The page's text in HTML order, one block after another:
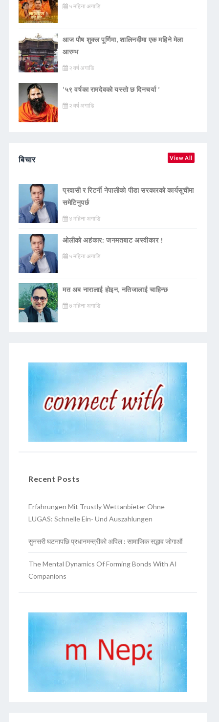
५ महिना अगाडि
आज पौष शुक्ल पूर्णिमा, शालिनदीमा एक महिने मेला
आरम्भ
२ वर्ष अगाडि
‘५९ वर्षका रामदेवकाे यस्ताे छ दिनचर्या ’
२ वर्ष अगाडि
बिचार View All
प्रवासी र रिटर्नी नेपालीको पीडा सरकारको कार्यसूचीमा
समेटिनुपर्छ
४ महिना अगाडि
ओलीको अहंकार: जनमतबाट अस्वीकार !
५ महिना अगाडि
मत अब नारालाई होइन, नतिजालाई चाहिन्छ
७ महिना अगाडि
Recent Posts
Erfahrungen Mit Trustly Wettanbieter Ohne
LUGAS: Schnelle Ein- Und Auszahlungen
सुनसरी घटनापछि प्रधानमन्त्रीको अपिल : सामाजिक सद्भाव जोगाऔं
The Mental Dynamics Of Forming Bonds With AI
Companions